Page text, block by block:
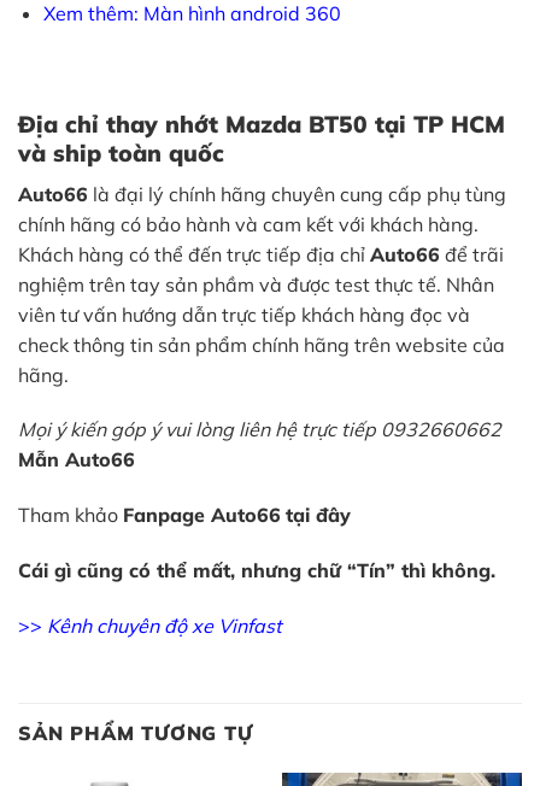
Xem thêm: Màn hình android 360
Địa chỉ thay nhớt Mazda BT50 tại TP HCM
và ship toàn quốc
Auto66 là đại lý chính hãng chuyên cung cấp phụ tùng
chính hãng có bảo hành và cam kết với khách hàng.
Khách hàng có thể đến trực tiếp địa chỉ Auto66 để trãi
nghiệm trên tay sản phầm và được test thực tế. Nhân
viên tư vấn hướng dẫn trực tiếp khách hàng đọc và
check thông tin sản phẩm chính hãng trên website của
hãng.
Mọi ý kiến góp ý vui lòng liên hệ trực tiếp 0932660662
Mẫn Auto66
Tham khảo Fanpage Auto66 tại đây
Cái gì cũng có thể mất, nhưng chữ “Tín” thì không.
>> Kênh chuyên độ xe Vinfast
SẢN PHẨM TƯƠNG TỰ